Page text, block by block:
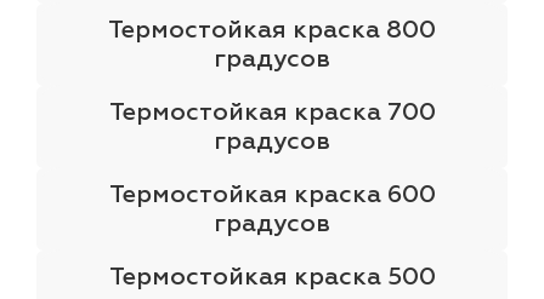
Термостойкая краска 800
градусов
Термостойкая краска 700
градусов
Термостойкая краска 600
градусов
Термостойкая краска 500